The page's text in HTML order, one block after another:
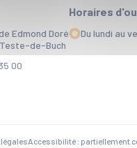
Edmond Doré
de-Buch
00
Horaires
Du lundi au
Accessibilité : partiellement